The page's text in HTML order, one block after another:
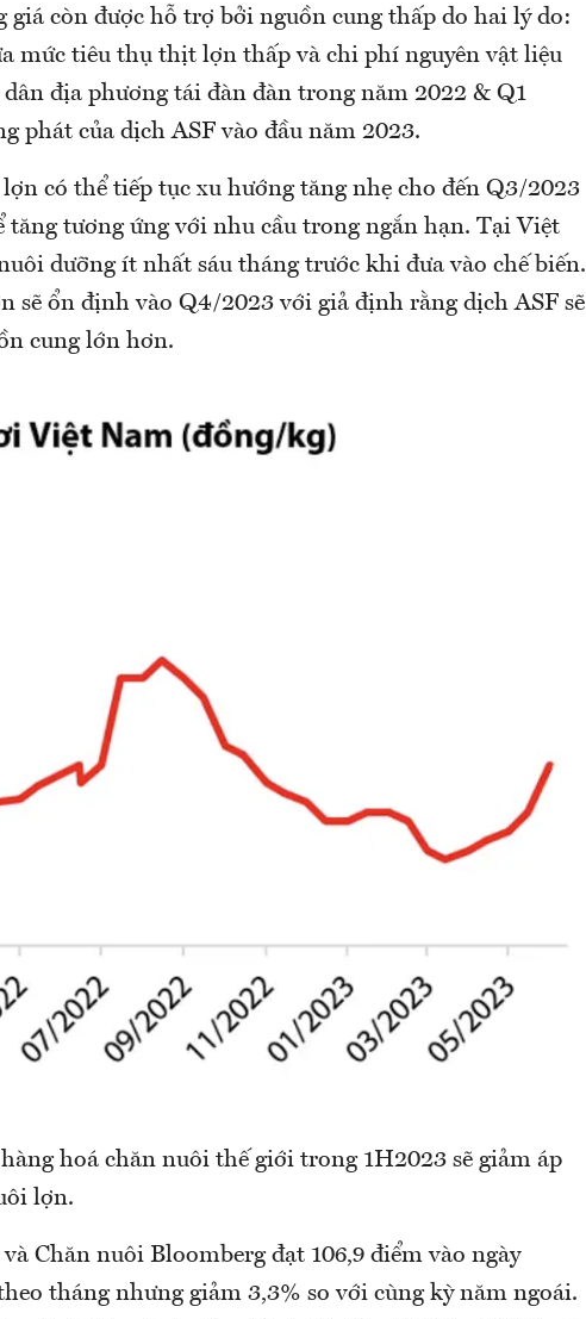
giá còn được hỗ trợ bởi nguồn cung thấp do hai lý do:
mức tiêu thụ thịt lợn thấp và chi phí nguyên vật liệu
địa phương tái đàn đàn trong năm 2022 & Q1
phát của dịch ASF vào đầu năm 2023.
có thể tiếp tục xu hướng tăng nhẹ cho đến Q3/2023
tăng tương ứng với nhu cầu trong ngắn hạn. Tại Việt
dưỡng ít nhất sáu tháng trước khi đưa vào chế biến.
sẽ ổn định vào Q4/2023 với giả định rằng dịch ASF sẽ
cung lớn hơn.
hoá chăn nuôi thế giới trong 1H2023 sẽ giảm áp
lợn.
Chăn nuôi Bloomberg đạt 106,9 điểm vào ngày
tháng nhưng giảm 3,3% so với cùng kỳ năm ngoái.